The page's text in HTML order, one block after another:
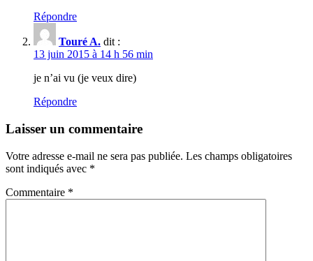
Répondre
Touré A. dit :
13 juin 2015 à 14 h 56 min
je n’ai vu (je veux dire)
Répondre
Laisser un commentaire
Votre adresse e-mail ne sera pas publiée. Les champs obligatoires
sont indiqués avec *
Commentaire *